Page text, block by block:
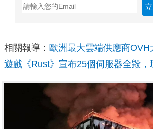
相關報導： 歐洲最大雲端供應商
遊戲《Rust》宣布25個伺服器全毀，